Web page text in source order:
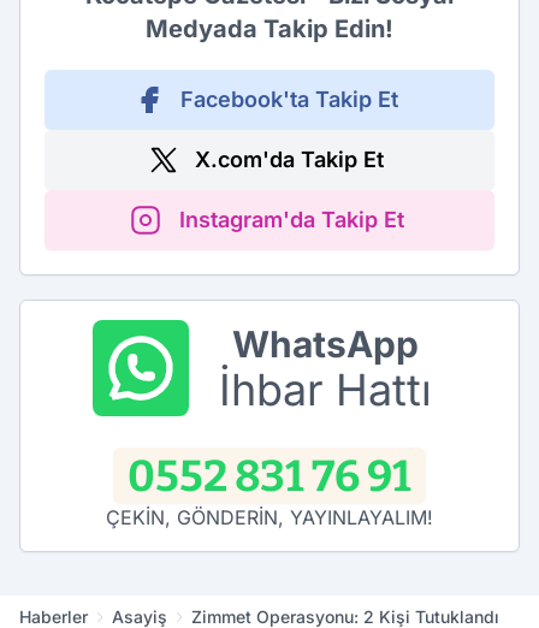
Medyada Takip Edin!
Facebook'ta Takip Et
X.com'da Takip Et
Instagram'da Takip Et
WhatsApp
İhbar Hattı
0552 831 76 91
ÇEKİN, GÖNDERİN, YAYINLAYALIM!
Haberler Asayiş Zimmet Operasyonu: 2 Kişi Tutuklandı